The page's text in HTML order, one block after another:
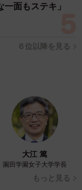
面もステキ」
６位以降を見る
大江 篤
園田学園女子大学学長
もっと見る